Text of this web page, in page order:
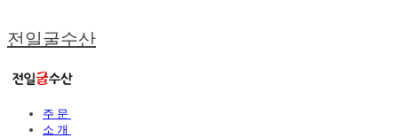
전일굴수산
주문
소개